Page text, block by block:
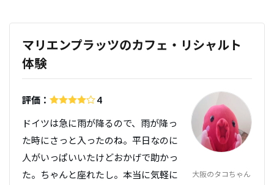
マリエンプラッツのカフェ・リシャルト
体験
大阪のタコちゃん
評価： 4
ドイツは急に雨が降るので、雨が降っ
た時にさっと入ったのね。平日なのに
人がいっぱいいたけどおかげで助かっ
た。ちゃんと座れたし。本当に気軽に